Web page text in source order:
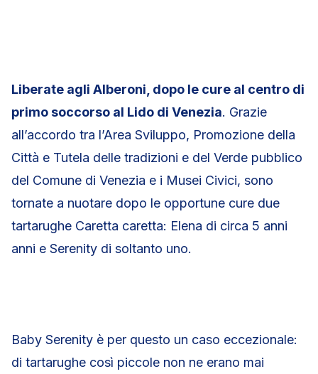
Liberate agli Alberoni, dopo le cure al centro di
primo soccorso al Lido di Venezia. Grazie
all’accordo tra l’Area Sviluppo, Promozione della
Città e Tutela delle tradizioni e del Verde pubblico
del Comune di Venezia e i Musei Civici, sono
tornate a nuotare dopo le opportune cure due
tartarughe Caretta caretta: Elena di circa 5 anni
anni e Serenity di soltanto uno.
Baby Serenity è per questo un caso eccezionale:
di tartarughe così piccole non ne erano mai